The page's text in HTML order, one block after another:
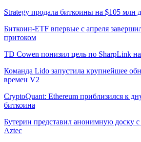
Strategy продала биткоины на $105 млн
Биткоин-ETF впервые с апреля
притоком
TD Cowen понизил цель по SharpLink
Команда Lido запустила крупнейшее
времен V2
CryptoQuant: Ethereum приблизился к
биткоина
Бутерин представил анонимную доску
Aztec